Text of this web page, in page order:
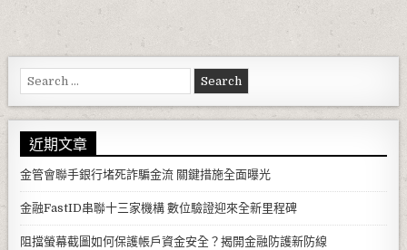
Search for:
近期文章
金管會聯手銀行堵死詐騙金流 關鍵措施全面曝光
金融FastID串聯十三家機構 數位驗證迎來全新里程碑
阻擋螢幕截圖如何保護帳戶資金安全？揭開金融防護新防線